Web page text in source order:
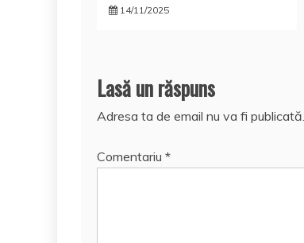
14/11/2025
Lasă un răspuns
Adresa ta de email nu va fi publicată.
Comentariu *